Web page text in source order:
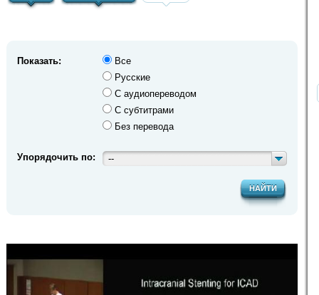
Показать:
Все
Русские
С аудиопереводом
С субтитрами
Без перевода
Упорядочить по: --
НАЙТИ